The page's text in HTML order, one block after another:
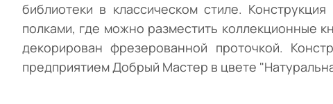
библиотеки в классическом стиле.
полками, где можно разместить коллекционные
декорирован фрезерованной проточкой.
предприятием Добрый Мастер в цвете